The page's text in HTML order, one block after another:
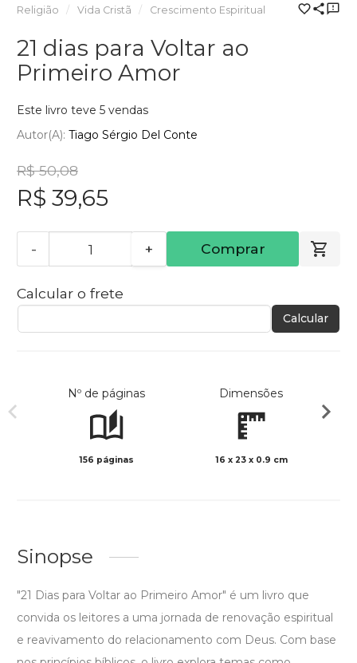
Religião Vida Cristã Crescimento Espiritual
21 dias para Voltar ao
Primeiro Amor
Este livro teve 5 vendas
Autor(a): Tiago Sérgio Del Conte
R$ 50,08
R$ 39,65
- + Comprar
Calcular o frete
Calcular
Nº de páginas
156 páginas
Dimensões
16 x 23 x 0.9 cm
Sinopse
"21 Dias para Voltar ao Primeiro Amor" é um livro que
convida os leitores a uma jornada de renovação espiritual
e reavivamento do relacionamento com Deus. Com base